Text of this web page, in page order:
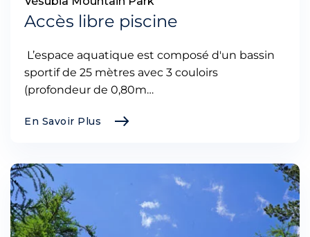
Accès libre piscine
L’espace aquatique est composé d'un bassin
sportif de 25 mètres avec 3 couloirs
(profondeur de 0,80m…
En Savoir Plus